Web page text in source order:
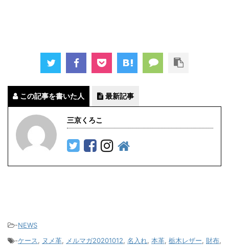
この記事を書いた人 最新記事
三京くろこ
-NEWS
-ケース, ヌメ革, メルマガ20201012, 名入れ, 本革, 栃木レザー, 財布,